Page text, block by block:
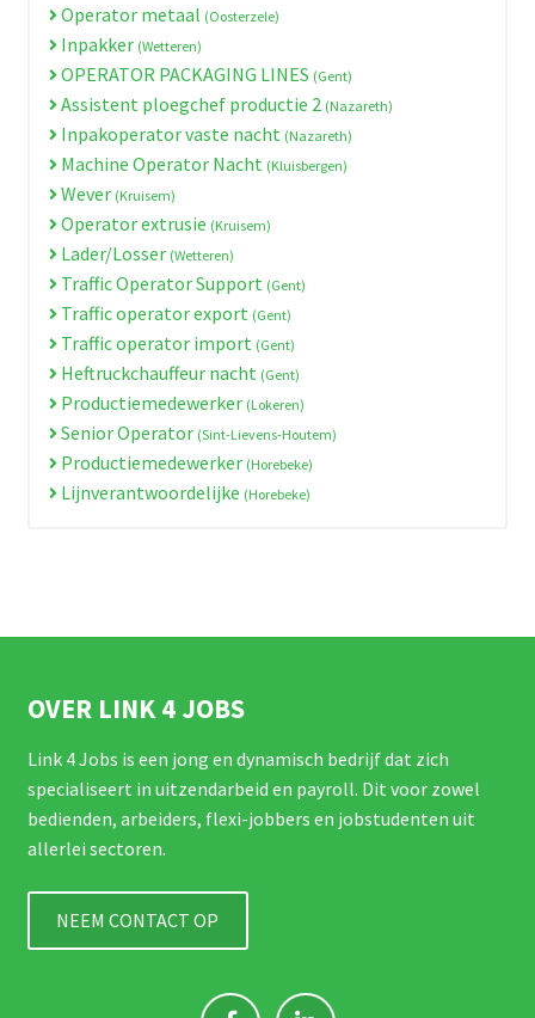
Operator metaal (Oosterzele)
Inpakker (Wetteren)
OPERATOR PACKAGING LINES (Gent)
Assistent ploegchef productie 2 (Nazareth)
Inpakoperator vaste nacht (Nazareth)
Machine Operator Nacht (Kluisbergen)
Wever (Kruisem)
Operator extrusie (Kruisem)
Lader/Losser (Wetteren)
Traffic Operator Support (Gent)
Traffic operator export (Gent)
Traffic operator import (Gent)
Heftruckchauffeur nacht (Gent)
Productiemedewerker (Lokeren)
Senior Operator (Sint-Lievens-Houtem)
Productiemedewerker (Horebeke)
Lijnverantwoordelijke (Horebeke)
OVER LINK 4 JOBS
Link 4 Jobs is een jong en dynamisch bedrijf dat zich
specialiseert in uitzendarbeid en payroll. Dit voor zowel
bedienden, arbeiders, flexi-jobbers en jobstudenten uit
allerlei sectoren.
NEEM CONTACT OP